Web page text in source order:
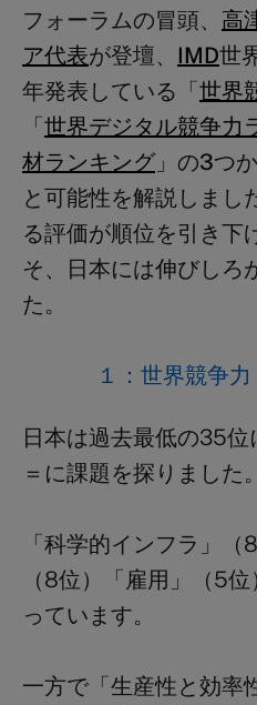
フォーラムの冒頭、 高
ア代表が登壇、 IMD世
年発表している「世界
「世界デジタル競争力
材ランキング 」の3つ
と可能性を解説しまし
る評価が順位を引き下
そ、日本には伸びしろ
た。
１：世界競争
日本は過去最低の35位
＝に課題を探りました。
「科学的インフラ」 （
（8位）
「雇用」 （5位
っています。
一方で「生産性と効率